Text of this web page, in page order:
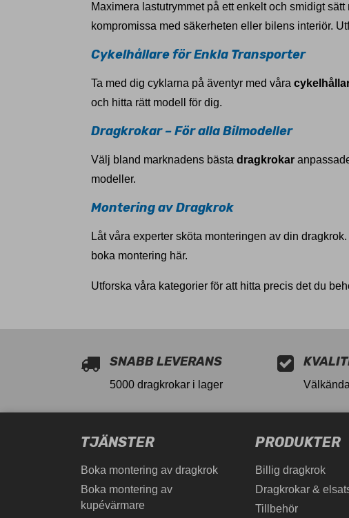
Maximera lastutrymmet på ett enkelt och smidigt sätt
kompromissa med säkerheten eller bilens interiör.
Cykelhållare för Enkla Transporter
Ta med dig cyklarna på äventyr med våra
och hitta rätt modell för dig.
Dragkrokar – För alla Bilmodeller
Välj bland marknadens bästa dragkrokar
modeller.
Montering av Dragkrok
Låt våra experter sköta monteringen av din
boka montering här.
Utforska våra kategorier för att hitta precis det du
SNABB LEVERANS
5000 dragkrokar i lager
TJÄNSTER
Boka montering av dragkrok
Boka montering av
kupévärmare
PRODUKTER
Billig dragkrok
Dragkrokar &
Tillbehör